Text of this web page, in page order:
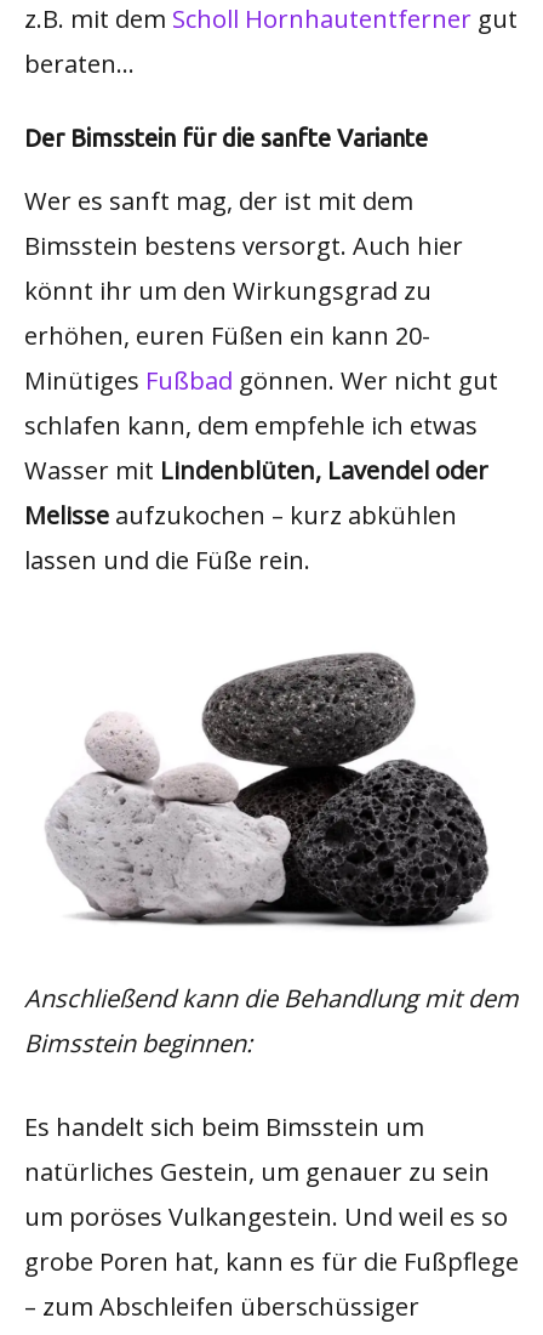
z.B. mit dem Scholl Hornhautentferner gut
beraten…
Der Bimsstein für die sanfte Variante
Wer es sanft mag, der ist mit dem
Bimsstein bestens versorgt. Auch hier
könnt ihr um den Wirkungsgrad zu
erhöhen, euren Füßen ein kann 20-
Minütiges Fußbad gönnen. Wer nicht gut
schlafen kann, dem empfehle ich etwas
Wasser mit Lindenblüten, Lavendel oder
Melisse aufzukochen – kurz abkühlen
lassen und die Füße rein.
Anschließend kann die Behandlung mit dem
Bimsstein beginnen:
Es handelt sich beim Bimsstein um
natürliches Gestein, um genauer zu sein
um poröses Vulkangestein. Und weil es so
grobe Poren hat, kann es für die Fußpflege
– zum Abschleifen überschüssiger